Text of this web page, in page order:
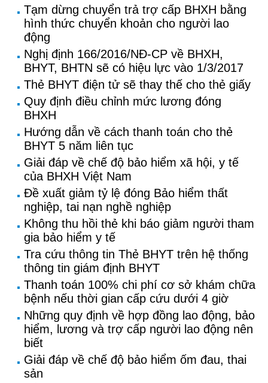
Tạm dừng chuyển trả trợ cấp BHXH bằng
hình thức chuyển khoản cho người lao
động
Nghị định 166/2016/NĐ-CP về BHXH,
BHYT, BHTN sẽ có hiệu lực vào 1/3/2017
Thẻ BHYT điện tử sẽ thay thế cho thẻ giấy
Quy định điều chỉnh mức lương đóng
BHXH
Hướng dẫn về cách thanh toán cho thẻ
BHYT 5 năm liên tục
Giải đáp về chế độ bảo hiểm xã hội, y tế
của BHXH Việt Nam
Đề xuất giảm tỷ lệ đóng Bảo hiểm thất
nghiệp, tai nạn nghề nghiệp
Không thu hồi thẻ khi báo giảm người tham
gia bảo hiểm y tế
Tra cứu thông tin Thẻ BHYT trên hệ thống
thông tin giám định BHYT
Thanh toán 100% chi phí cơ sở khám chữa
bệnh nếu thời gian cấp cứu dưới 4 giờ
Những quy định về hợp đồng lao động, bảo
hiểm, lương và trợ cấp người lao động nên
biết
Giải đáp về chế độ bảo hiểm ốm đau, thai
sản